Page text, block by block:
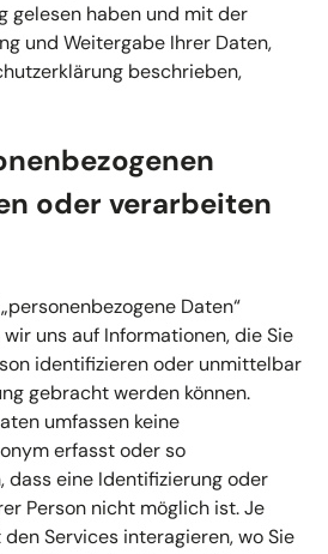
gelesen haben und mit der
und Weitergabe Ihrer Daten,
beschrieben,
oder verarbeiten
Daten“
uns auf Informationen, die Sie
identifizieren oder unmittelbar
gebracht werden können.
umfassen keine
erfasst oder so
dass eine Identifizierung oder
Person nicht möglich ist. Je
Services interagieren, wo Sie